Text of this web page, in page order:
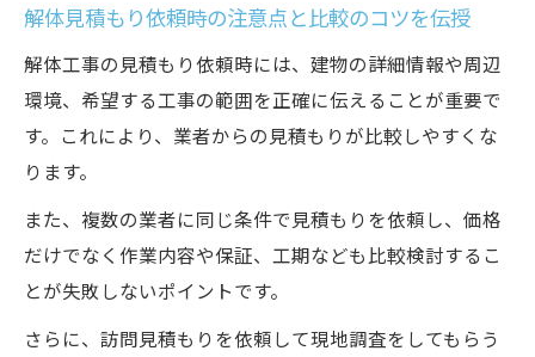
解体見積もり依頼時の注意点と比較のコツを伝授
解体工事の見積もり依頼時には、建物の詳細情報や周辺
環境、希望する工事の範囲を正確に伝えることが重要で
す。これにより、業者からの見積もりが比較しやすくな
ります。
また、複数の業者に同じ条件で見積もりを依頼し、価格
だけでなく作業内容や保証、工期なども比較検討するこ
とが失敗しないポイントです。
さらに、訪問見積もりを依頼して現地調査をしてもらう